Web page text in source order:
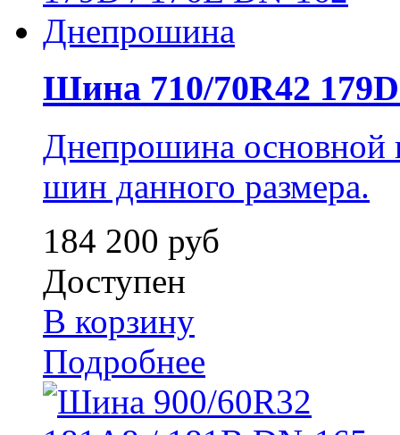
Шина 710/70R42
Днепрошина основной
шин данного размера.
184 200 руб
Доступен
В корзину
Подробнее